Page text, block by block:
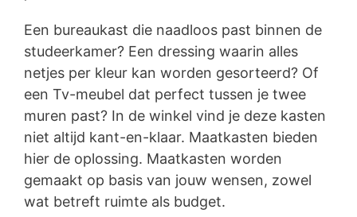
Een bureaukast die naadloos past binnen de
studeerkamer? Een dressing waarin alles
netjes per kleur kan worden gesorteerd? Of
een Tv-meubel dat perfect tussen je twee
muren past? In de winkel vind je deze kasten
niet altijd kant-en-klaar. Maatkasten bieden
hier de oplossing. Maatkasten worden
gemaakt op basis van jouw wensen, zowel
wat betreft ruimte als budget.